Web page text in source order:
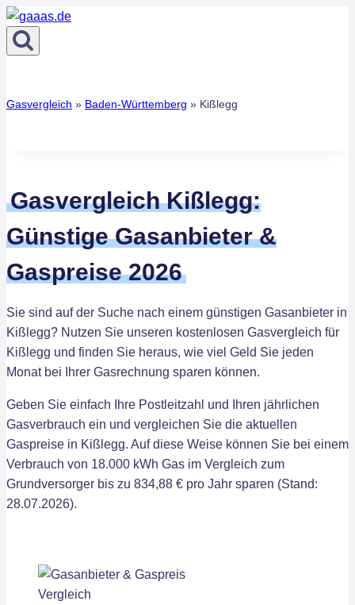
Zum
Inhalt
springen
Gasvergleich » Baden-Württemberg » Kißlegg
Gasvergleich Kißlegg:
Günstige Gasanbieter &
Gaspreise 2026
Sie sind auf der Suche nach einem günstigen Gasanbieter in
Kißlegg? Nutzen Sie unseren kostenlosen Gasvergleich für
Kißlegg und finden Sie heraus, wie viel Geld Sie jeden
Monat bei Ihrer Gasrechnung sparen können.
Geben Sie einfach Ihre Postleitzahl und Ihren jährlichen
Gasverbrauch ein und vergleichen Sie die aktuellen
Gaspreise in Kißlegg. Auf diese Weise können Sie bei einem
Verbrauch von 18.000 kWh Gas im Vergleich zum
Grundversorger bis zu 834,88 € pro Jahr sparen (Stand:
28.07.2026).